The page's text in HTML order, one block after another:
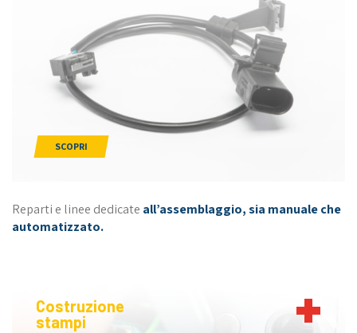
SCOPRI
Reparti e linee dedicate all’assemblaggio, sia manuale che
automatizzato.
Costruzione
stampi